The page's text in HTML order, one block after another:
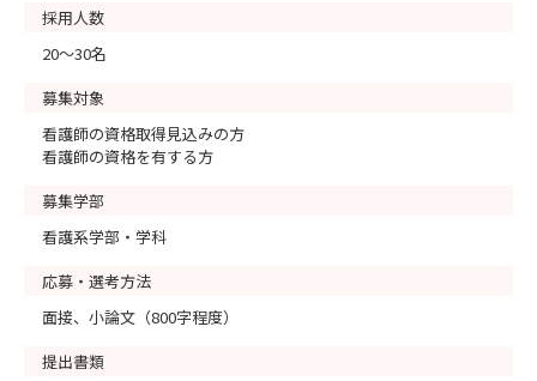
採用人数
20～30名
募集対象
看護師の資格取得見込みの方
看護師の資格を有する方
募集学部
看護系学部・学科
応募・選考方法
面接、小論文（800字程度）
提出書類